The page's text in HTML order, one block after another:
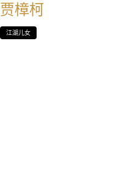
贾樟柯
江湖儿女